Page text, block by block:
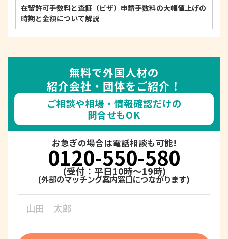
在留許可手数料と査証（ビザ）申請手数料の大幅値上げの
時期と金額について解説
無料で外国人材の
紹介会社・団体をご紹介！
ご相談や相場・情報確認だけの
問合せもOK
お急ぎの場合は電話相談も可能!
0120-550-580
(受付：平日10時～19時)